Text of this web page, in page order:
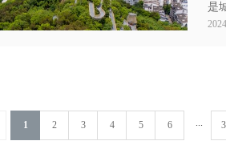
是
1 2 3 4 5 6 ...